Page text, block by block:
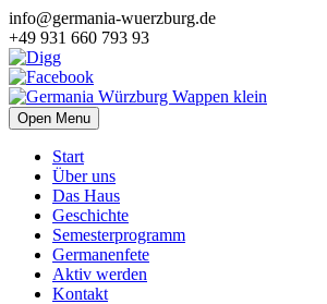
info@germania-wuerzburg.de
+49 931 660 793 93
Open Menu
Start
Über uns
Das Haus
Geschichte
Semesterprogramm
Germanenfete
Aktiv werden
Kontakt